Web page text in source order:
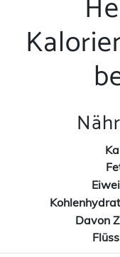
Davon